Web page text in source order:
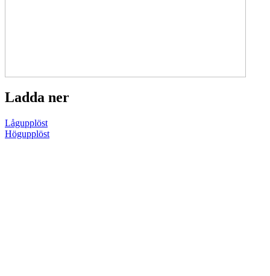
Ladda ner
Lågupplöst
Högupplöst